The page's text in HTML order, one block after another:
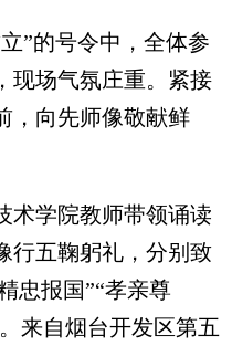
的号令中，全体参
现场气氛庄重。紧接
，向先师像敬献鲜
学院教师带领诵读
行五鞠躬礼，分别致
忠报国”“孝亲尊
来自烟台开发区第五